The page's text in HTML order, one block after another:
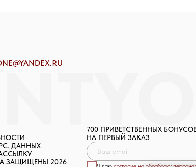
ДАННЫХ
ЗАЩИЩЕНЫ 2026
700 ПРИВЕТСТВЕННЫХ
НА ПЕРВЫЙ ЗАКАЗ